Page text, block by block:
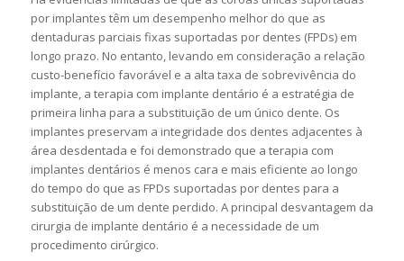
por implantes têm um desempenho melhor do que as
dentaduras parciais fixas suportadas por dentes (FPDs) em
longo prazo. No entanto, levando em consideração a relação
custo-benefício favorável e a alta taxa de sobrevivência do
implante, a terapia com implante dentário é a estratégia de
primeira linha para a substituição de um único dente. Os
implantes preservam a integridade dos dentes adjacentes à
área desdentada e foi demonstrado que a terapia com
implantes dentários é menos cara e mais eficiente ao longo
do tempo do que as FPDs suportadas por dentes para a
substituição de um dente perdido. A principal desvantagem da
cirurgia de implante dentário é a necessidade de um
procedimento cirúrgico.